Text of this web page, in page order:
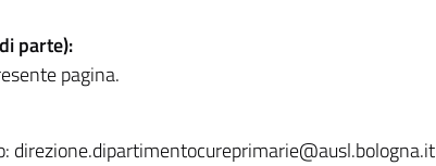
parte):
pagina.
direzione.dipartimentocureprimarie@ausl.bologna.it